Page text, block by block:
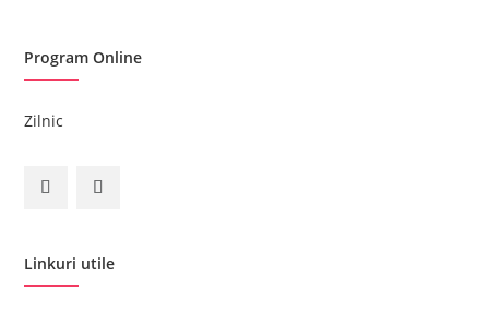
Program Online
Zilnic
Linkuri utile